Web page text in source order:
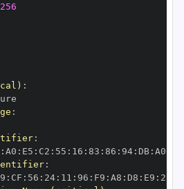
256
:
:
:
: A0 : E5 : C2 : 55 : 16 : 83 : 86 : 94: DB: A0
:
: CF : 56 : 24: 11 : 96 : F9 : A8 : D8 : E9 : 28